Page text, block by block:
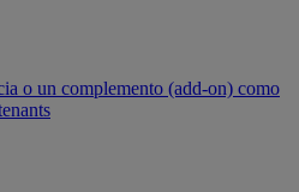
o un complemento (add-on) como